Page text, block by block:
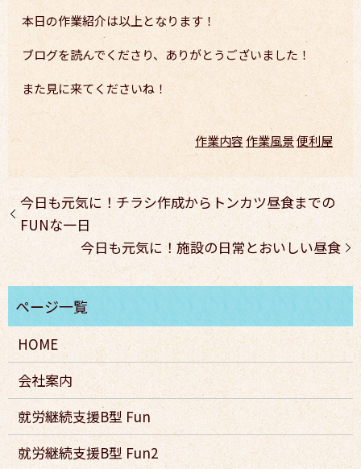
本日の作業紹介は以上となります！
ブログを読んでくださり、ありがとうございました！
また見に来てくださいね！
作業内容 作業風景便利屋
今日も元気に！チラシ作成からトンカツ昼食までの
FUNな一日
今日も元気に！施設の日常とおいしい昼食
HOME
会社案内
就労継続支援B型 Fun
就労継続支援B型 Fun2